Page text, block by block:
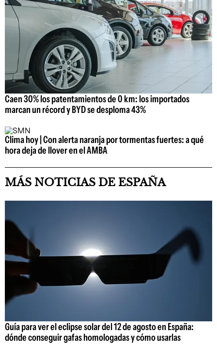
Caen 30% los patentamientos de 0 km: los importados
marcan un récord y BYD se desploma 43%
Clima hoy | Con alerta naranja por tormentas fuertes: a qué
hora deja de llover en el AMBA
MÁS NOTICIAS DE ESPAÑA
Guía para ver el eclipse solar del 12 de agosto en España:
dónde conseguir gafas homologadas y cómo usarlas